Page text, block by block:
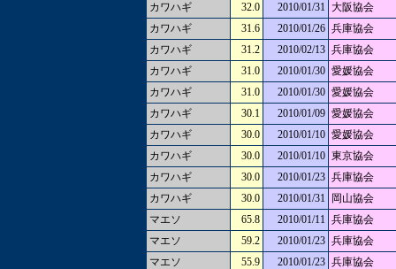
カワハギ
32.0 2010/01/31 大阪協会
カワハギ
31.6 2010/01/26 兵庫協会
カワハギ
31.2 2010/02/13 兵庫協会
カワハギ
31.0 2010/01/30 愛媛協会
カワハギ
31.0 2010/01/30 愛媛協会
カワハギ
30.1 2010/01/09 愛媛協会
カワハギ
30.0 2010/01/10 愛媛協会
カワハギ
30.0 2010/01/10 東京協会
カワハギ
30.0 2010/01/23 兵庫協会
カワハギ
30.0 2010/01/31
岡山協会
マエソ
65.8 2010/01/11 兵庫協会
マエソ
59.2 2010/01/23 兵庫協会
マエソ
55.9 2010/01/23 兵庫協会